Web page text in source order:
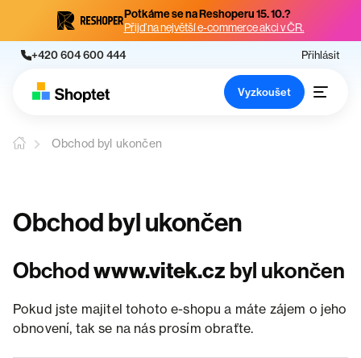
Potkáme se na Reshoperu 15. 10.?
Přijď na největší e-commerce akci v ČR.
+420 604 600 444 Přihlásit
Vyzkoušet
Obchod byl ukončen
Obchod byl ukončen
Obchodwww.vitek.cz byl ukončen
Pokud jste majitel tohoto e-shopu a máte zájem o jeho
obnovení, tak se na nás prosím obraťte.